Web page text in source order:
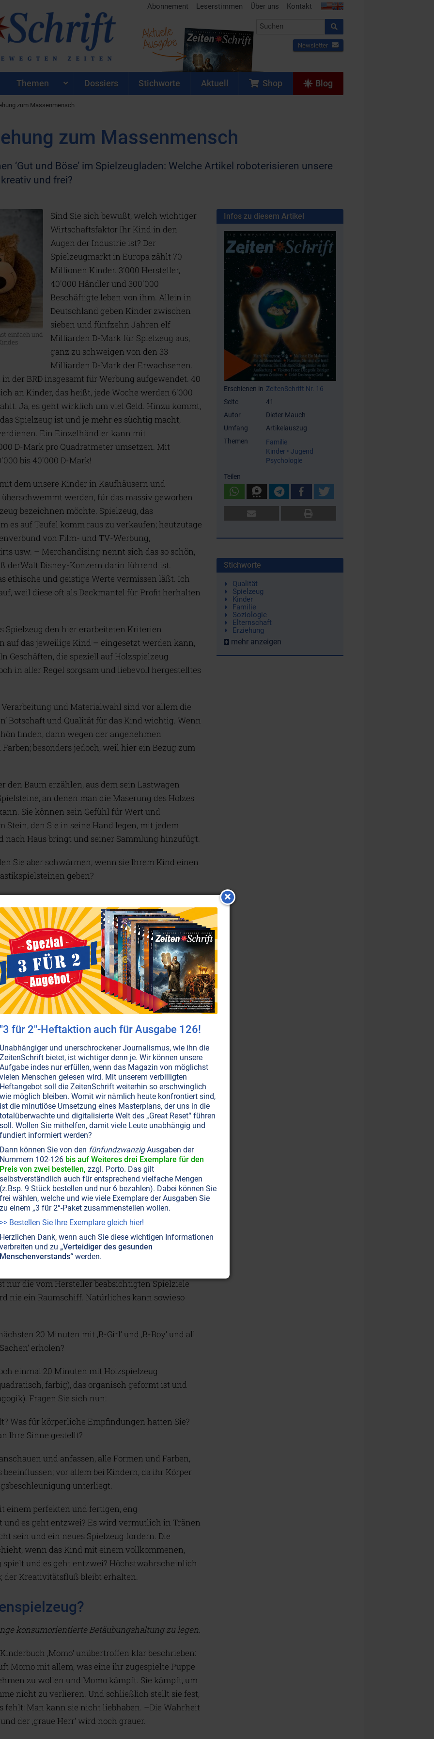
Abonnement Leserstimmen Über uns Kontakt
Newsletter
Aktuelle
Ausgabe
Themen Dossiers Stichworte Aktuell Shop Blog
zum Massenmensch
zum Massenmensch
‘Gut und Böse’ im Spielzeugladen: Welche Artikel roboterisieren unsere
und frei?
einfach und
Sind Sie sich bewußt, welch wichtiger
Wirtschaftsfaktor Ihr Kind in den
Augen der Industrie ist? Der
Spielzeugmarkt in Europa zählt 70
Millionen Kinder. 3'000 Hersteller,
40'000 Händler und 300'000
Beschäftigte leben von ihm. Allein in
Deutschland geben Kinder zwischen
sieben und fünfzehn Jahren elf
Milliarden D-Mark für Spielzeug aus,
ganz zu schweigen von den 33
Milliarden D-Mark der Erwachsenen.
der BRD insgesamt für Werbung aufgewendet. 40
an Kinder, das heißt, jede Woche werden 6'000
Ja, es geht wirklich um viel Geld. Hinzu kommt,
Spielzeug ist und je mehr es süchtig macht,
Ein Einzelhändler kann mit
D-Mark pro Quadratmeter umsetzen. Mit
bis 40'000 D-Mark!
dem unsere Kinder in Kaufhäusern und
werden, für das massiv geworben
bezeichnen möchte. Spielzeug, das
es auf Teufel komm raus zu verkaufen; heutzutage
von Film- und TV-Werbung,
usw. – Merchandising nennt sich das so schön,
derWalt Disney-Konzern darin führend ist.
ethische und geistige Werte vermissen läßt. Ich
weil diese oft als Deckmantel für Profit herhalten
den hier erarbeiteten Kriterien
auf das jeweilige Kind – eingesetzt werden kann,
Geschäften, die speziell auf Holzspielzeug
in aller Regel sorgsam und liebevoll hergestelltes
und Materialwahl sind vor allem die
Botschaft und Qualität für das Kind wichtig. Wenn
finden, dann wegen der angenehmen
besonders jedoch, weil hier ein Bezug zum
den Baum erzählen, aus dem sein Lastwagen
an denen man die Maserung des Holzes
Sie können sein Gefühl für Wert und
den Sie in seine Hand legen, mit jedem
nach Haus bringt und seiner Sammlung hinzufügt.
Sie aber schwärmen, wenn sie Ihrem Kind einen
geben?
positiv anregen
der kindlichen Phantasie wirksam werden kann.
zur Entfaltung dieser Phantasie vorfinden. Was
alles sein (Es fallen Ihnen bestimmt mühelos
Was kann man mit einem Tuch alles anstellen!
meist ein ‚fertiges‘ Spielzeug. Was ist der
schnell in der Stadt gekauften
und einem sorgfältig gesuchten und
dem Bach oder einer besonderen Vogelfeder?
(es eignet sich auch für Elternabende zum
Naturmaterialien wie Steinen, Eicheln,
Kämpfern und Transformern, zu
– nein nicht nur einfach Bausteine, es muß
Früher hatten Sie vielleicht einen
wurde; heute wünscht sich das Kind aber das
Pizzabude oder einen anderen fertigen Bausatz
zusammenbaut. Damit zu spielen ist fast
von den filigranen Konstruktionen abfällt
sollten hören, wie die Kinder dann zu
fertig zusammengebaut wurde, widmet sich das
neuesten Prospektes und die Freude am
kreativer Umgang gelingt manchen Kindern
nur die vom Hersteller beabsichtigten Spielziele
nie ein Raumschiff. Natürliches kann sowieso
20 Minuten mit ‚B-Girl‘ und ‚B-Boy‘ und all
erholen?
einmal 20 Minuten mit Holzspielzeug
farbig), das organisch geformt ist und
Fragen Sie sich nun:
Was für körperliche Empfindungen hatten Sie?
Ihre Sinne gestellt?
und anfassen, alle Formen und Farben,
beeinflussen; vor allem bei Kindern, da ihr Körper
unterliegt.
einem perfekten und fertigen, eng
und es geht entzwei? Es wird vermutlich in Tränen
sein und ein neues Spielzeug fordern. Die
wenn das Kind mit einem vollkommenen,
spielt und es geht entzwei? Höchstwahrscheinlich
der Kreativitätsfluß bleibt erhalten.
konsumorientierte Betäubungshaltung zu legen.
‚Momo‘ unübertroffen klar beschrieben:
Momo mit allem, was eine ihr zugespielte Puppe
zu wollen und Momo kämpft. Sie kämpft, um
nicht zu verlieren. Und schließlich stellt sie fest,
fehlt: Man kann sie nicht liebhaben. –Die Wahrheit
der ‚graue Herr‘ wird noch grauer.
Infos zu diesem Artikel
Erschienen in ZeitenSchrift Nr. 16
Seite
41
Autor
Dieter Mauch
Umfang
Artikelauszug
Themen
Familie
Kinder • Jugend
Psychologie
Teilen
Stichworte
Qualität
Spielzeug
Kinder
Familie
Soziologie
Elternschaft
Erziehung
mehr anzeigen
"3 für 2"-Heftaktion auch für Ausgabe 126!
Unabhängiger und unerschrockener Journalismus, wie ihn die
ZeitenSchrift bietet, ist wichtiger denn je. Wir können unsere
Aufgabe indes nur erfüllen, wenn das Magazin von möglichst
vielen Menschen gelesen wird. Mit unserem verbilligten
Heftangebot soll die ZeitenSchrift weiterhin so erschwinglich
wie möglich bleiben. Womit wir nämlich heute konfrontiert sind,
ist die minutiöse Umsetzung eines Masterplans, der uns in die
totalüberwachte und digitalisierte Welt des „Great Reset“ führen
soll. Wollen Sie mithelfen, damit viele Leute unabhängig und
fundiert informiert werden?
Dann können Sie von den fünfundzwanzigAusgaben der
Nummern 102-126 bis auf Weiteres drei Exemplare für den
Preis von zwei bestellen, zzgl. Porto. Das gilt
selbstverständlich auch für entsprechend vielfache Mengen
(z.Bsp. 9 Stück bestellen und nur 6 bezahlen). Dabei können Sie
frei wählen, welche und wie viele Exemplare der Ausgaben Sie
zu einem „3 für 2“-Paket zusammenstellen wollen.
>> Bestellen Sie Ihre Exemplare gleich hier!
Herzlichen Dank, wenn auch Sie diese wichtigen Informationen
verbreiten und zu „Verteidiger des gesunden
Menschenverstands“werden.